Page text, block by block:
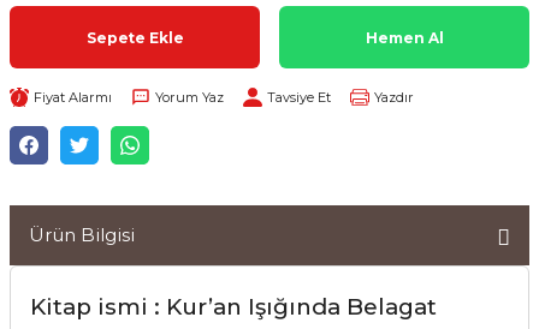
Sepete Ekle Hemen Al
Fiyat Alarmı Yorum Yaz Tavsiye Et Yazdır
Ürün Bilgisi
Kitap ismi : Kur’an Işığında Belagat